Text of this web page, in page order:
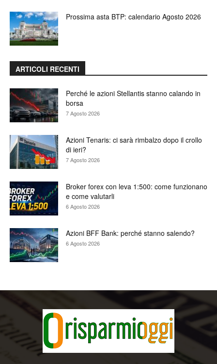
Prossima asta BTP: calendario Agosto 2026
ARTICOLI RECENTI
Perché le azioni Stellantis stanno calando in
borsa
7 Agosto 2026
Azioni Tenaris: ci sarà rimbalzo dopo il crollo
di ieri?
7 Agosto 2026
Broker forex con leva 1:500: come funzionano
e come valutarli
6 Agosto 2026
Azioni BFF Bank: perché stanno salendo?
6 Agosto 2026